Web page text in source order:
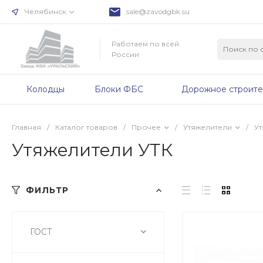
Челябинск sale@zavodgbk.su
Работаем по всей
России
Колодцы Блоки ФБС Дорожное
Главная / Каталог товаров / Прочее / Утяжелители /
Утяжелители УТК
ФИЛЬТР
ГОСТ